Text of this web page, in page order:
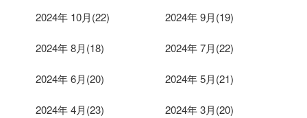
2024年 10月(22) 2024年 9月(19)
2024年 8月(18) 2024年 7月(22)
2024年 6月(20) 2024年 5月(21)
2024年 4月(23) 2024年 3月(20)